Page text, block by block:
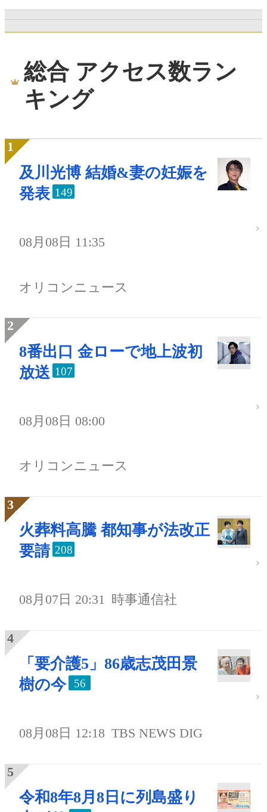
総合 アクセス数ラン
キング
及川光博 結婚&妻の妊娠を
発表 149
08月08日 11:35
オリコンニュース
8番出口 金ローで地上波初
放送 107
08月08日 08:00
オリコンニュース
火葬料高騰 都知事が法改正
要請 208
08月07日 20:31 時事通信社
「要介護5」86歳志茂田景
樹の今
56
08月08日 12:18 TBS NEWS DIG
令和8年8月8日に列島盛り